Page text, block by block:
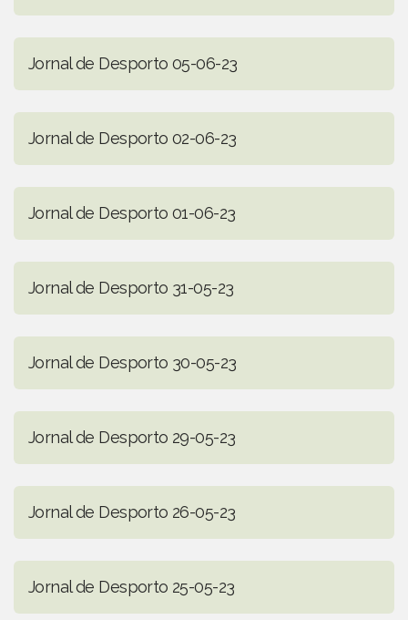
Jornal de Desporto 05-06-23
Jornal de Desporto 02-06-23
Jornal de Desporto 01-06-23
Jornal de Desporto 31-05-23
Jornal de Desporto 30-05-23
Jornal de Desporto 29-05-23
Jornal de Desporto 26-05-23
Jornal de Desporto 25-05-23